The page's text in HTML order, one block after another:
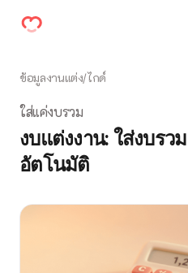
ข้อมูลงานแต่ง/ไกด์
ใส่แค่งบรวม
งบแต่งงาน: ใส่งบรว
อัตโนมัติ